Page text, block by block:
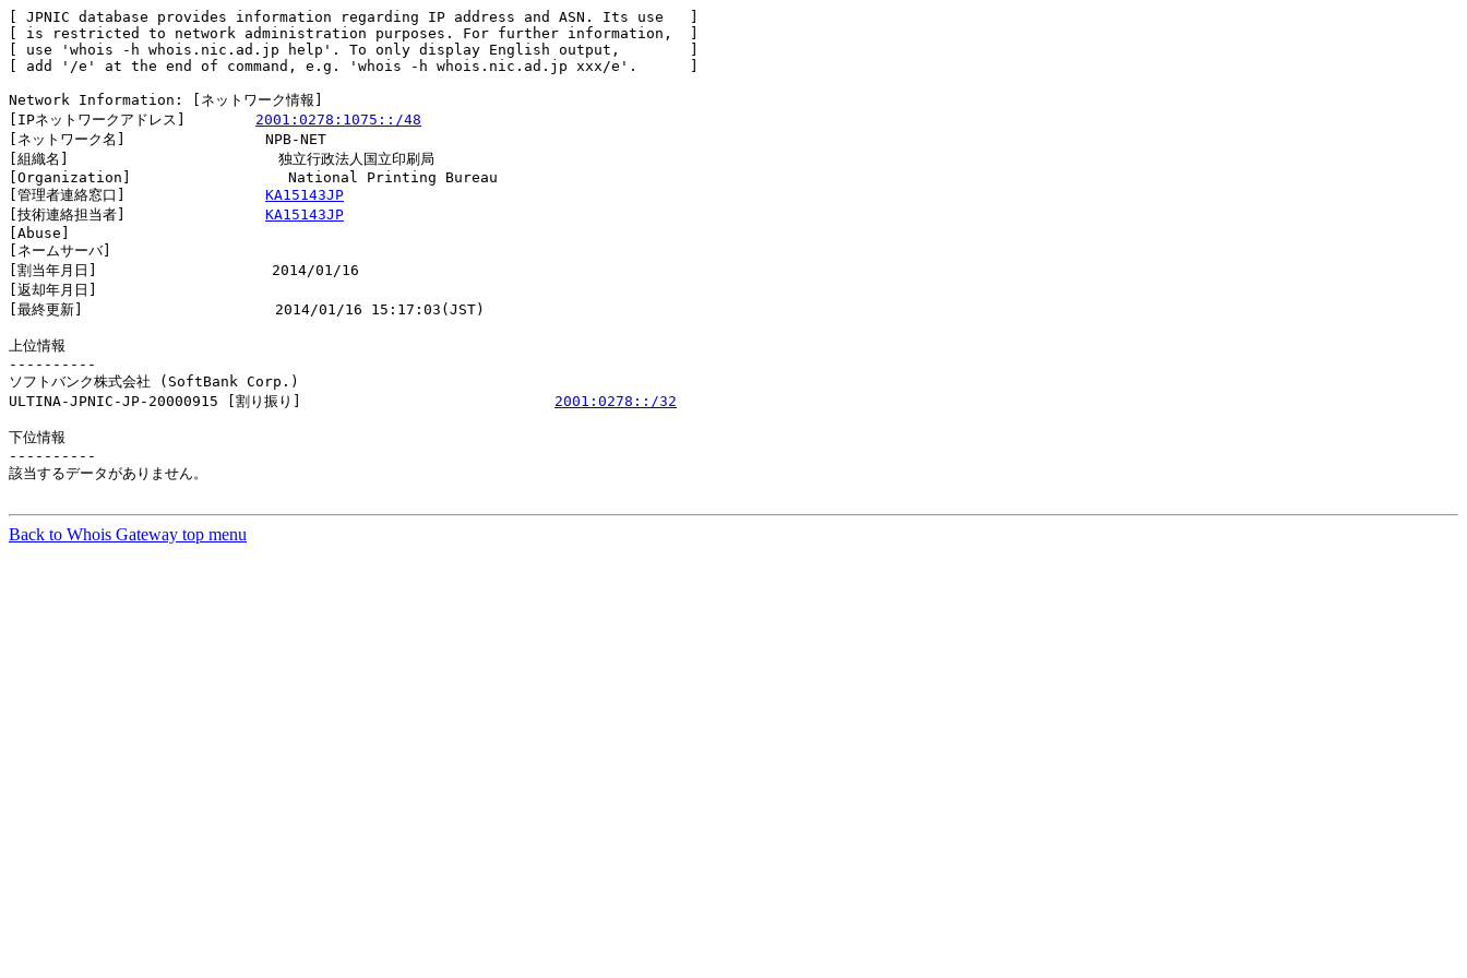
[ JPNIC database provides information regarding IP address and ASN. Its use   ]
[ is restricted to network administration purposes. For further information,  ]
[ use 'whois -h whois.nic.ad.jp help'. To only display English output,        ]
[ add '/e' at the end of command, e.g. 'whois -h whois.nic.ad.jp xxx/e'.      ]
Network Information: [ネットワーク情報]
[IPネットワークアドレス] 2001:0278:1075::/48
[ネットワーク名]                NPB-NET
[組織名]                        独立行政法人国立印刷局
[Organization]                  National Printing Bureau
[管理者連絡窓口] KA15143JP
[技術連絡担当者] KA15143JP
[Abuse]
[ネームサーバ]
[割当年月日]                    2014/01/16
[返却年月日]
[最終更新]                      2014/01/16 15:17:03(JST)
上位情報
----------
ソフトバンク株式会社 (SoftBank Corp.)
ULTINA-JPNIC-JP-20000915 [割り振り] 2001:0278::/32
下位情報
----------
該当するデータがありません。
Back to Whois Gateway top menu